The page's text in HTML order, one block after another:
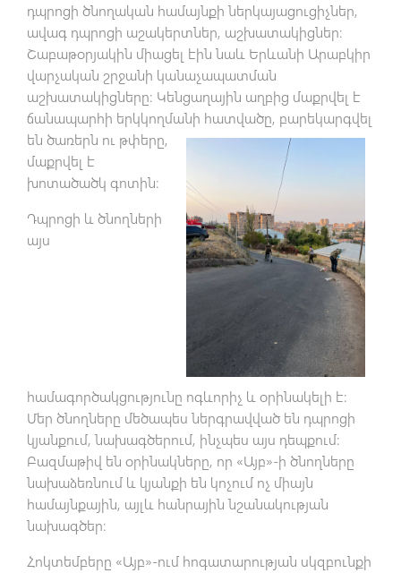
դպրոցի ծնողական համայնքի ներկայացուցիչներ,
ավագ դպրոցի աշակերտներ, աշխատակիցներ։
Շաբաթօրյակին միացել էին նաև Երևանի Արաբկիր
վարչական շրջանի կանաչապատման
աշխատակիցները։ Կենցաղային աղբից մաքրվել է
ճանապարհի երկկողմանի հատվածը, բարեկարգվել
են ծառերն ու թփերը,
մաքրվել է
խոտածածկ գոտին։
Դպրոցի և ծնողների
այս
համագործակցությունը ոգևորիչ և օրինակելի է։
Մեր ծնողները մեծապես ներգրավված են դպրոցի
կյանքում, նախագծերում, ինչպես այս դեպքում։
Բազմաթիվ են օրինակները, որ «Այբ»-ի ծնողները
նախաձեռնում և կյանքի են կոչում ոչ միայն
համայնքային, այլև հանրային նշանակության
նախագծեր։
Հոկտեմբերը «Այբ»-ում հոգատարության սկզբունքի